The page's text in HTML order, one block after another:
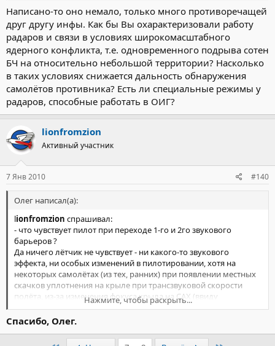
Написано-то оно немало, только много противоречащей
друг другу инфы. Как бы Вы охарактеризовали работу
радаров и связи в условиях широкомасштабного
ядерного конфликта, т.е. одновременного подрыва сотен
БЧ на относительно небольшой территории? Насколько
в таких условиях снижается дальность обнаружения
самолётов противника? Есть ли специальные режимы у
радаров, способные работать в ОИГ?
lionfromzion
Активный участник
7 Янв 2010 #140
Олег написал(а):
lionfromzion спрашивал:
- что чувствует пилот при переходе 1-го и 2го звукового
барьеров ?
Да ничего лётчик не чувствует - ни какого-то звукового
эффекта, ни особых изменений в пилотировании, хотя на
некоторых самолётах (из тех, ранних) при появлении местных
скачков уплотнения на крыле при трансзвуковой скорости
полёта, из-за изменения фокуса крыла на САХ (ввиду
перераспределения давления на крыле, т.е. смещения точки
приложения всех аэродинамических сил), появлялись или
тянущие или давящие усилия на ручке, которые быстро
исчезали при появлении устойчивых скачков уплотнения на
Нажмите, чтобы раскрыть...
Спасибо, Олег.